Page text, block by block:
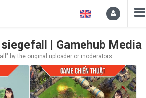
| Gamehub Media
by the original uploader or moderators.